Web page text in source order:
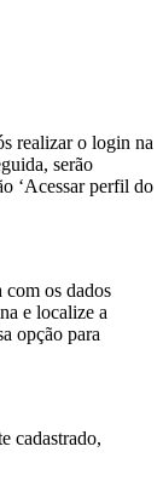
realizar o login na
serão
‘Acessar perfil do
com os dados
e localize a
opção para
cadastrado,